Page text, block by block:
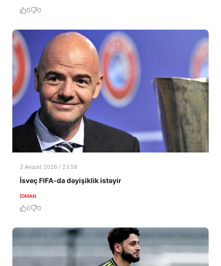
0 0
3 Avqust 2026 / 23:58
İsveç FIFA-da dəyişiklik istəyir
İDMAN
0 0